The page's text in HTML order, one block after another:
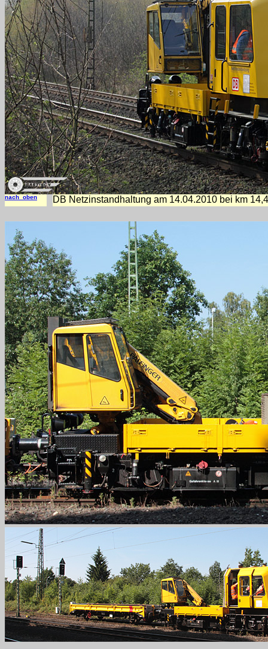
nach oben DB Netzinstandhaltung am 14.04.2010 bei km 14,4